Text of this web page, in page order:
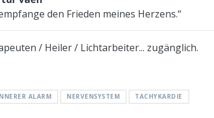
den Frieden meines Herzens.“
/ Heiler / Lichtarbeiter... zugänglich.
ALARM NERVENSYSTEM
TACHYKARDIE